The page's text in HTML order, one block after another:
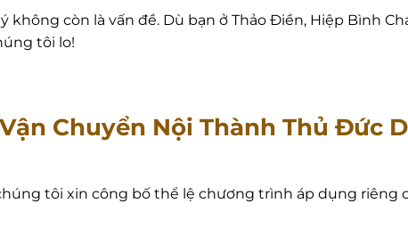
không còn là vấn đề. Dù bạn ở Thảo Điền, Hiệp Bình
tôi lo!
Chuyển Nội Thành Thủ Đức
tôi xin công bố thể lệ chương trình áp dụng riêng